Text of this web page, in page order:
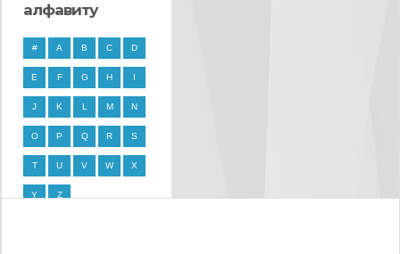
алфавиту
# A B C D
E F G H I
J K L M N
O P Q R S
T U V W X
Y Z